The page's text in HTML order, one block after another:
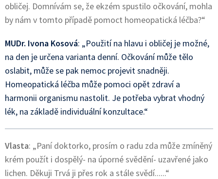
obličej. Domnívám se, že ekzém spustilo očkování, mohla
by nám v tomto případě pomoct homeopatická léčba?“
MUDr. Ivona Kosová: „Použití na hlavu i obličej je možné,
na den je určena varianta denní. Očkování může tělo
oslabit, může se pak nemoc projevit snadněji.
Homeopatická léčba může pomoci opět zdraví a
harmonii organismu nastolit. Je potřeba vybrat vhodný
lék, na základě individuální konzultace.“
Vlasta: „Paní doktorko, prosím o radu zda může zmíněný
krém použít i dospělý- na úporné svědění- uzavřené jako
lichen. Děkuji Trvá ji přes rok a stále svědí......“